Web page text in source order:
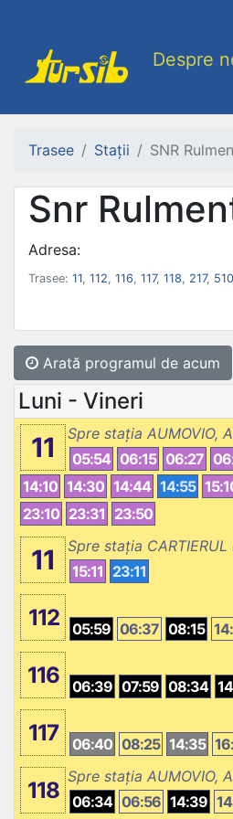
Despre
Trasee Stații SNR
Snr
Adresa:
Trasee: 11, 112, 116, 117, 118, 217, 510
Arată programul de acum
Luni - Vineri
11
Spre stația AUMOVIO,
05:54 06:15 06:27
14:10 14:30 14:44 14:55
23:10 23:31 23:50
11
Spre stația CARTIERUL
15:11 23:11
112 05:59 06:37 08:15
116 06:39 07:59 08:34
117 06:40 08:25 14:35
118
Spre stația AUMOVIO,
06:34 06:56 14:39